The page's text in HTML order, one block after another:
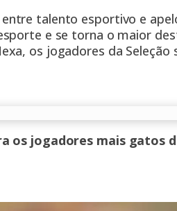
talento esportivo e
e se torna o maior
os jogadores da Seleção
os jogadores mais gatos